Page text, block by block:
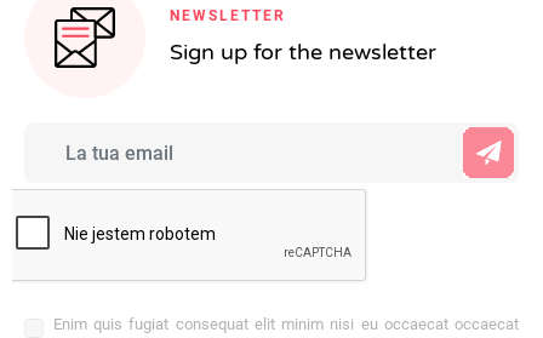
NEWSLETTER
Sign up for the newsletter
Enim quis fugiat consequat elit minim nisi eu occaecat occaecat